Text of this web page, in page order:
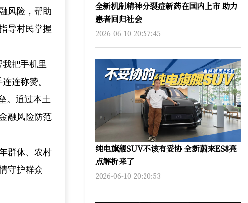
风险，帮助
导村民掌握
把手机里
连称赞。
。通过本土
融风险防范
群体、农村
守护群众
全新机制精神分裂症新药在国内上市 助力
患者回归社会
2026-06-10 20:57:45
纯电旗舰SUV不该有妥协 全新蔚来ES8亮
点解析来了
2026-06-10 20:20:53